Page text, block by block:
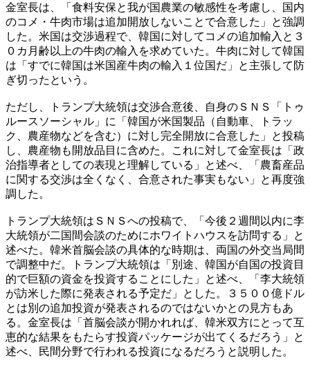
金室長は、「食料安保と我が国農業の敏感性を考慮し、国内
のコメ・牛肉市場は追加開放しないことで合意した」と強調
した。米国は交渉過程で、韓国に対してコメの追加輸入と３
０カ月齢以上の牛肉の輸入を求めていた。牛肉に対して韓国
は「すでに韓国は米国産牛肉の輸入１位国だ」と主張して防
ぎ切ったという。
ただし、トランプ大統領は交渉合意後、自身のＳＮＳ「トゥ
ルースソーシャル」に「韓国が米国製品（自動車、トラッ
ク、農産物などを含む）に対し完全開放に合意した」と投稿
し、農産物も開放品目に含めた。これに対して金室長は「政
治指導者としての表現と理解している」と述べ、「農畜産品
に関する交渉は全くなく、合意された事実もない」と再度強
調した。
トランプ大統領はＳＮＳへの投稿で、「今後２週間以内に李
大統領が二国間会談のためにホワイトハウスを訪問する」と
述べた。韓米首脳会談の具体的な時期は、両国の外交当局間
で調整中だ。トランプ大統領は「別途、韓国が自国の投資目
的で巨額の資金を投資することにした」と述べ、「李大統領
が訪米した際に発表される予定だ」とした。３５００億ドル
とは別の追加投資が発表されるのではないかとの見方もあ
る。金室長は「首脳会談が開かれれば、韓米双方にとって互
恵的な結果をもたらす投資パッケージが出てくるだろう」と
述べ、民間分野で行われる投資になるだろうと説明した。